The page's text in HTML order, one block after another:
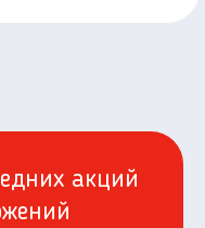
акций